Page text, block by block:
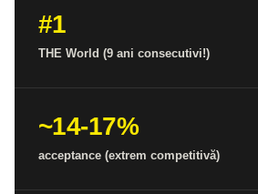
#1
THE World (9 ani consecutivi!)
~14-17%
acceptance (extrem competitivă)